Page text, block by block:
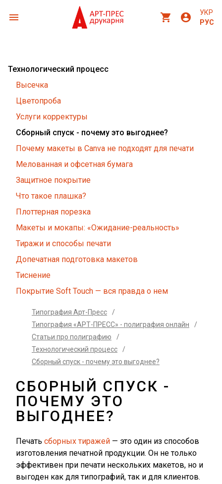
menu shopping_cart account_circle
УКР
РУС
Технологический процесс
Высечка
Цветопроба
Услуги корректуры
Сборный спуск - почему это выгоднее?
Почему макеты в Canva не подходят для печати
Мелованная и офсетная бумага
Защитное покрытие
Что такое плашка?
Плоттерная порезка
Макеты и мокапы: «Ожидание-реальность»
Тиражи и способы печати
Допечатная подготовка макетов
Тиснение
Покрытие Soft Touch — вся правда о нем
Типография Арт-Пресс
/
Типография «АРТ-ПРЕСС» - полиграфия онлайн
/
Статьи про полиграфию
/
Технологический процесс
/
Сборный спуск - почему это выгоднее?
СБОРНЫЙ СПУСК -
ПОЧЕМУ ЭТО
ВЫГОДНЕЕ?
Печать сборных тиражей — это один из способов
изготовления печатной продукции. Он не только
эффективен при печати нескольких макетов, но и
выгоден как для типографий, так и для клиентов.